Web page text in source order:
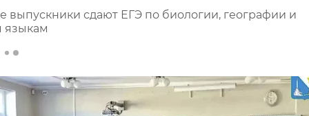
выпускники сдают ЕГЭ по биологии, географии и
языкам